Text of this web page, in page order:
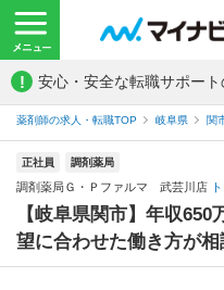
! 安心・安全な転職サポート
薬剤師の求人・転職TOP 岐阜県 関
正社員 調剤薬局
調剤薬局Ｇ・Ｐファルマ 武芸川店
【岐阜県関市】年収
望に合わせた働き方が相